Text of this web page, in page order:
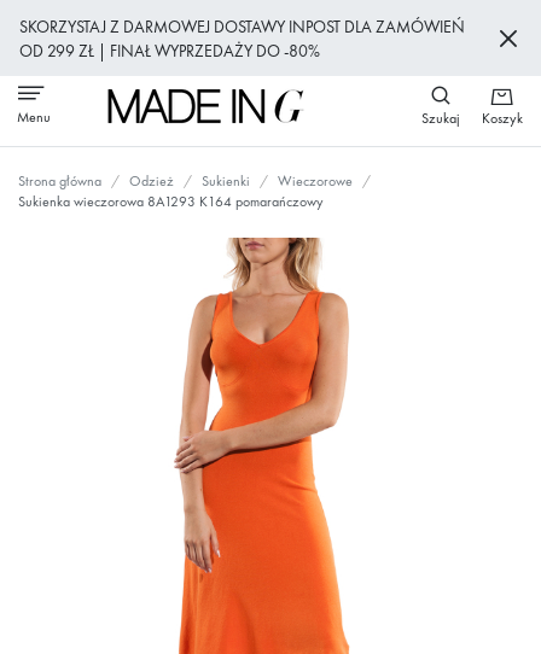
SKORZYSTAJ Z DARMOWEJ DOSTAWY INPOST DLA ZAMÓWIEŃ
OD 299 ZŁ | FINAŁ WYPRZEDAŻY DO -80%
do
treści
Menu Szukaj Koszyk
Strona główna Odzież Sukienki
Wieczorowe
Sukienka wieczorowa 8A1293 K164 pomarańczowy